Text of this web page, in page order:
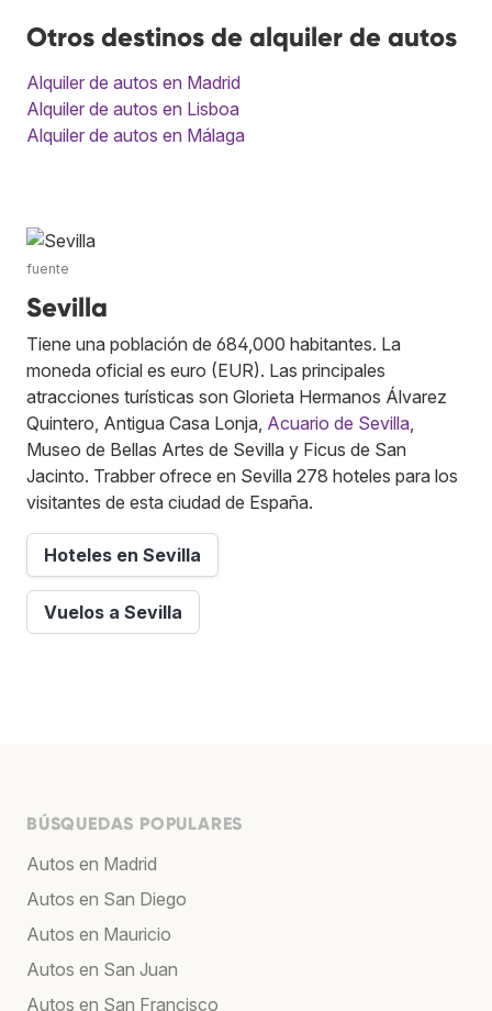
Otros destinos de alquiler de autos
Alquiler de autos en Madrid
Alquiler de autos en Lisboa
Alquiler de autos en Málaga
fuente
Sevilla
Tiene una población de 684,000 habitantes. La
moneda oficial es euro (EUR). Las principales
atracciones turísticas son Glorieta Hermanos Álvarez
Quintero, Antigua Casa Lonja, Acuario de Sevilla
Museo de Bellas Artes de Sevilla y Ficus de San
Jacinto. Trabber ofrece en Sevilla 278 hoteles para los
visitantes de esta ciudad de España.
Hoteles en Sevilla
Vuelos a Sevilla
BÚSQUEDAS POPULARES
Autos en Madrid
Autos en San Diego
Autos en Mauricio
Autos en San Juan
Autos en San Francisco